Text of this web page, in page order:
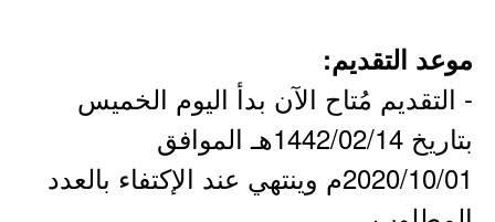
موعد التقديم:
- التقديم مُتاح الآن بدأ اليوم الخميس
بتاريخ 1442/02/14هـ الموافق
2020/10/01م وينتهي عند الإكتفاء بالعدد